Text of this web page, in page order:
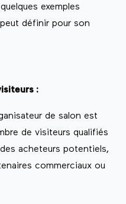
exemples
définir pour son
:
de salon est
de visiteurs qualifiés
acheteurs potentiels,
commerciaux ou